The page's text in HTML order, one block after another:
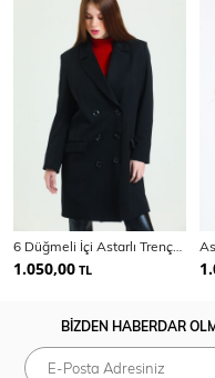
6 Düğmeli İçi Astarlı Trençkot | Kbn34605Yn
1.050,00 TL
BİZDEN HABERDAR